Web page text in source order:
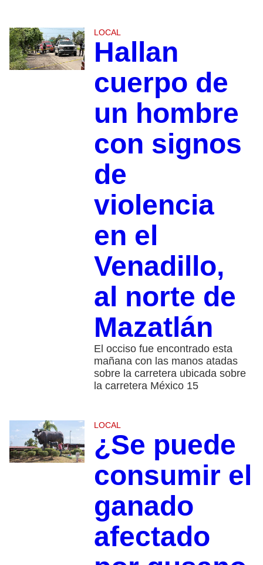
LOCAL
Hallan
cuerpo de
un hombre
con signos
de
violencia
en el
Venadillo,
al norte de
Mazatlán
El occiso fue encontrado esta
mañana con las manos atadas
sobre la carretera ubicada sobre
la carretera México 15
LOCAL
¿Se puede
consumir el
ganado
afectado